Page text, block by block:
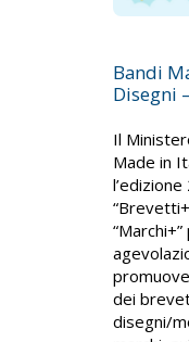
Bandi
Disegni
Il
Made in
dei
disegni/